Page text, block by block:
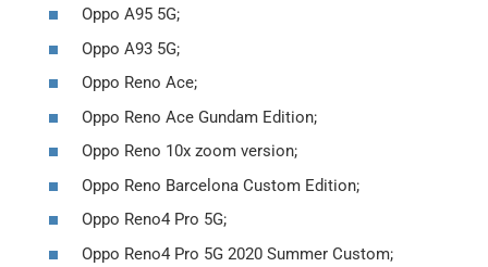
Oppo A95 5G;
Oppo A93 5G;
Oppo Reno Ace;
Oppo Reno Ace Gundam Edition;
Oppo Reno 10x zoom version;
Oppo Reno Barcelona Custom Edition;
Oppo Reno4 Pro 5G;
Oppo Reno4 Pro 5G 2020 Summer Custom;